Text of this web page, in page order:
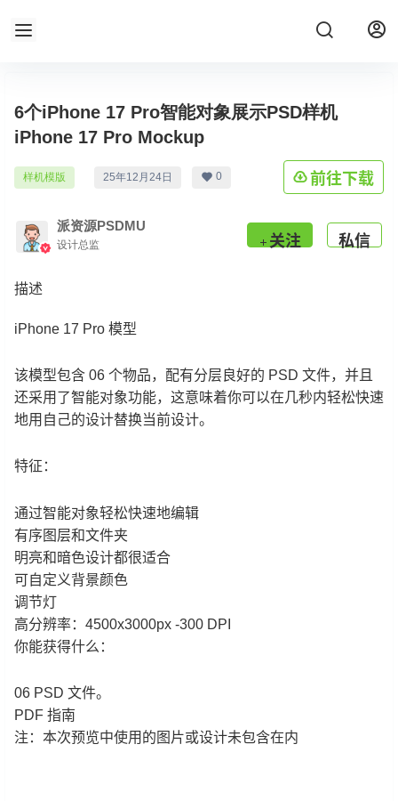
6个iPhone 17 Pro智能对象展示PSD样机
iPhone 17 Pro Mockup
样机模版 25年12月24日 0 前往下载
派资源PSDMU
设计总监 关注 私信
描述
iPhone 17 Pro 模型
该模型包含 06 个物品，配有分层良好的 PSD 文件，并且
还采用了智能对象功能，这意味着你可以在几秒内轻松快速
地用自己的设计替换当前设计。
特征：
通过智能对象轻松快速地编辑
有序图层和文件夹
明亮和暗色设计都很适合
可自定义背景颜色
调节灯
高分辨率：4500x3000px -300 DPI
你能获得什么：
06 PSD 文件。
PDF 指南
注：本次预览中使用的图片或设计未包含在内